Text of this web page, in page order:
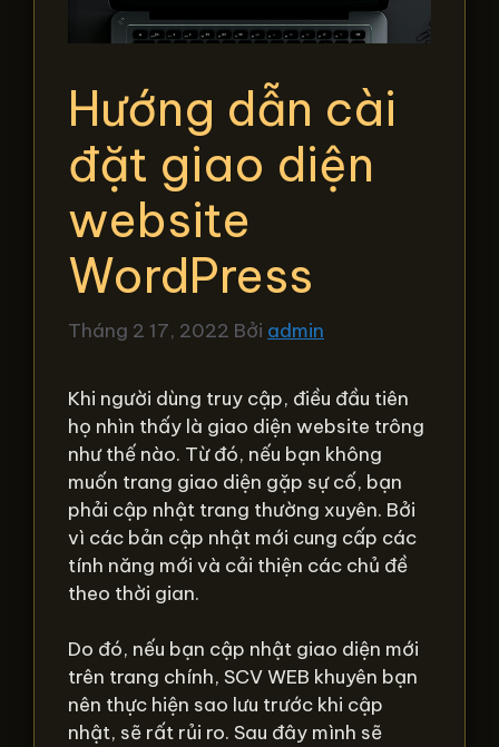
Hướng dẫn cài
đặt giao diện
website
WordPress
Tháng 2 17, 2022 Bởi admin
Khi người dùng truy cập, điều đầu tiên
họ nhìn thấy là giao diện website trông
như thế nào. Từ đó, nếu bạn không
muốn trang giao diện gặp sự cố, bạn
phải cập nhật trang thường xuyên. Bởi
vì các bản cập nhật mới cung cấp các
tính năng mới và cải thiện các chủ đề
theo thời gian.
Do đó, nếu bạn cập nhật giao diện mới
trên trang chính, SCV WEB khuyên bạn
nên thực hiện sao lưu trước khi cập
nhật, sẽ rất rủi ro. Sau đây mình sẽ